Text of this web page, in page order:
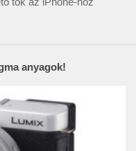
anyagok!